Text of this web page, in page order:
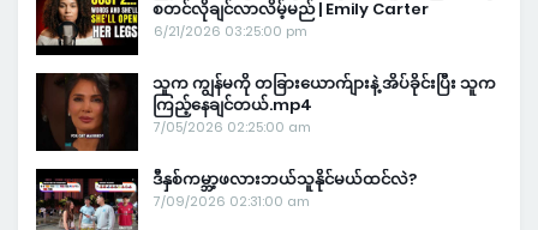
စတင်လိုချင်လာလိမ့်မည် | Emily Carter
6/21/2026 03:25:00 pm
သူက ကျွန်မကို တခြားယောက်ျားနဲ့ အိပ်ခိုင်းပြီး သူက
ကြည့်နေချင်တယ်.mp4
7/05/2026 02:25:00 am
ဒီနှစ်ကမ္ဘာ့ဖလားဘယ်သူနိုင်မယ်ထင်လဲ?
7/09/2026 02:31:00 am